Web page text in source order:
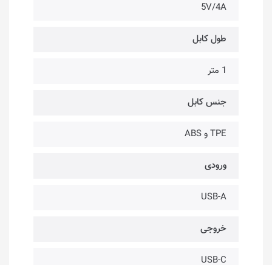
5V/4A
طول کابل
1 متر
جنس کابل
TPE و ABS
ورودی
USB-A
خروجی
USB-C